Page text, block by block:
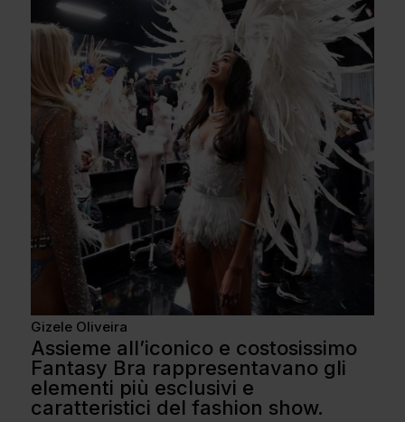
Gizele Oliveira
Assieme all’iconico e costosissimo
Fantasy Bra rappresentavano gli
elementi più esclusivi e
caratteristici del fashion show.